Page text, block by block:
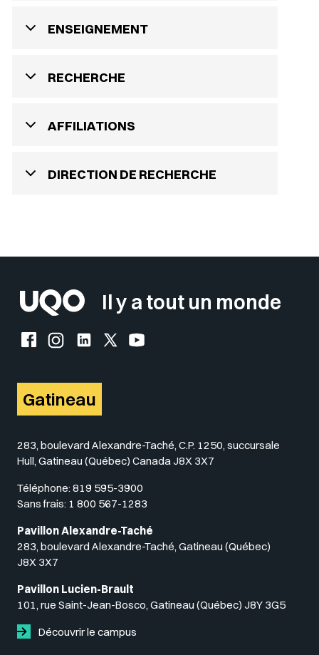
ENSEIGNEMENT
RECHERCHE
AFFILIATIONS
DIRECTION DE RECHERCHE
Il y a tout un monde
Facebook de l'UQO
Instagram de l'UQO
LinkedIn de l'UQO
X (Twitter) de l'UQO
YouTube de l'UQO
Gatineau
283, boulevard Alexandre-Taché, C.P. 1250, succursale
Hull, Gatineau (Québec) Canada J8X 3X7
Téléphone: 819 595-3900
Sans frais: 1 800 567-1283
Pavillon Alexandre-Taché
283, boulevard Alexandre-Taché, Gatineau (Québec)
J8X 3X7
Pavillon Lucien-Brault
101, rue Saint-Jean-Bosco, Gatineau (Québec) J8Y 3G5
Découvrir le campus